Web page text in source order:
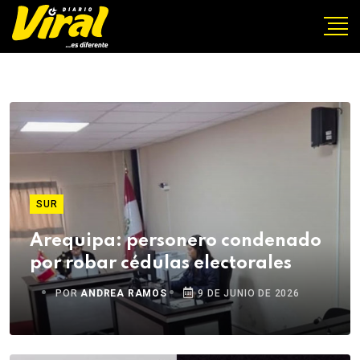
SUR
Arequipa: personero condenado
por robar cédulas electorales
PORANDREA RAMOS 9 DE JUNIO DE 2026